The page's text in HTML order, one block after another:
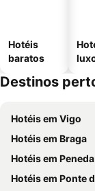
Hotéis
baratos
Destinos
Hotéis em Vigo
Hotéis em Braga
Hotéis em
Hotéis em Ponte